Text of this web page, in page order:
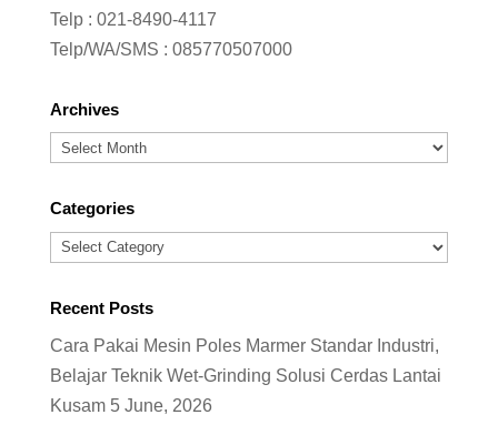
Telp : 021-8490-4117
Telp/WA/SMS : 085770507000
Archives
Archives
Categories
Categories
Recent Posts
Cara Pakai Mesin Poles Marmer Standar Industri,
Belajar Teknik Wet-Grinding Solusi Cerdas Lantai
Kusam 5 June, 2026